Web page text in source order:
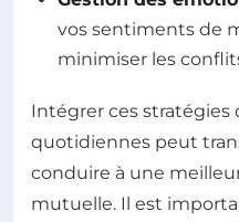
vos sentiments de
minimiser les
Intégrer ces stratégies
quotidiennes peut
conduire à une
mutuelle. Il est